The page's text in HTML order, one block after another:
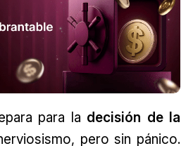
para la decisión de la
pero sin pánico.